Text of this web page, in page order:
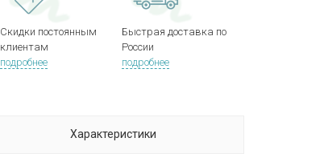
Скидки постоянным
клиентам
подробнее
Быстрая доставка по
России
подробнее
Характеристики